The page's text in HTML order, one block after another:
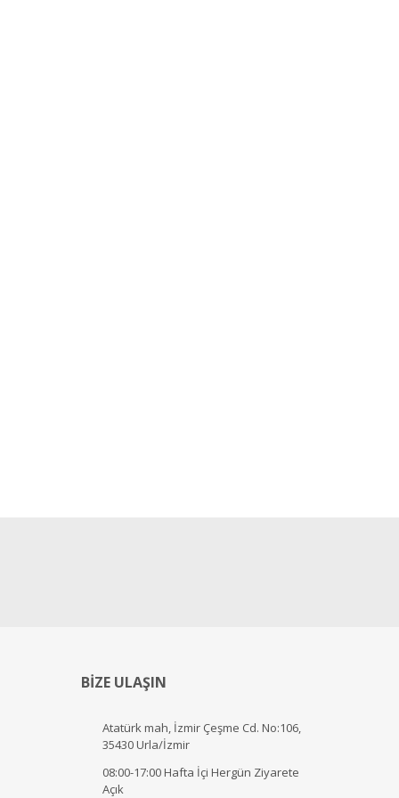
BİZE ULAŞIN
Atatürk mah, İzmir Çeşme Cd. No:106,
35430 Urla/İzmir
08:00-17:00 Hafta İçi Hergün Ziyarete
Açık